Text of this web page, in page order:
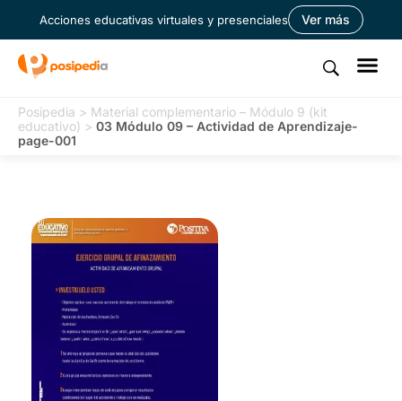
Acciones educativas virtuales y presenciales Ver más
Posipedia > Material complementario – Módulo 9 (kit
educativo) > 03 Módulo 09 – Actividad de Aprendizaje-
page-001